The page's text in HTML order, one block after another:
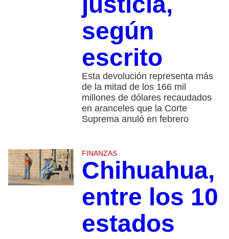
según
escrito
Esta devolución representa más
de la mitad de los 166 mil
millones de dólares recaudados
en aranceles que la Corte
Suprema anuló en febrero
FINANZAS
Chihuahua,
entre los 10
estados